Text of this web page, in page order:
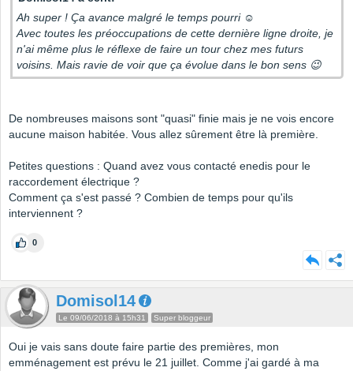
Ah super ! Ça avance malgré le temps pourri ☺
Avec toutes les préoccupations de cette dernière ligne droite, je
n'ai même plus le réflexe de faire un tour chez mes futurs
voisins. Mais ravie de voir que ça évolue dans le bon sens 😉
De nombreuses maisons sont "quasi" finie mais je ne vois encore
aucune maison habitée. Vous allez sûrement être là première.
Petites questions : Quand avez vous contacté enedis pour le
raccordement électrique ?
Comment ça s'est passé ? Combien de temps pour qu'ils
interviennent ?
0
Domisol14
Le 09/06/2018 à 15h31 Super bloggeur
Oui je vais sans doute faire partie des premières, mon
emménagement est prévu le 21 juillet. Comme j'ai gardé à ma